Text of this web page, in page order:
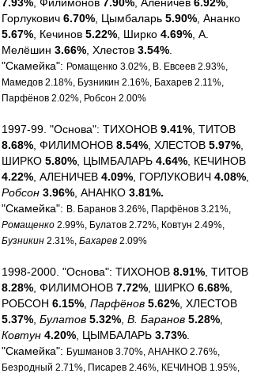
Горлукович 6.70% , Цымбаларь 5.90% , Ананко
5.67% , Кечинов 5.22% , Ширко 4.69% , А.
Мелёшин 3.66% , Хлестов 3.54%
"Скамейка": Ромащенко 3.02%, В. Евсеев 2.93%,
Мамедов 2.18%, Бузникин 2.16%, Бахарев 2.11%,
Парфёнов 2.02%, Робсон 2.00%
1997-99. "Основа": ТИХОНОВ 9.41% , ТИТОВ
8.68% , ФИЛИМОНОВ 8.54% , ХЛЕСТОВ 5.97%
ШИРКО 5.80% , ЦЫМБАЛАРЬ 4.64% , КЕЧИНОВ
4.22% , АЛЕНИЧЕВ 4.09% , ГОРЛУКОВИЧ 4.08%
Робсон 3.96% , АНАНКО 3.81%.
"Скамейка": В. Баранов 3.26%, Парфёнов 3.21%,
Ромащенко 2.99%, Булатов 2.72%, Ковтун 2.49%,
Бузникин 2.31%, Бахарев 2.09%
1998-2000. "Основа": ТИХОНОВ 8.91% , ТИТОВ
8.28% , ФИЛИМОНОВ 7.72% , ШИРКО 6.68%
РОБСОН 6.15% Парфёнов 5.62% , ХЛЕСТОВ
5.37% Булатов 5.32% В. Баранов 5.28%
Ковтун 4.20% , ЦЫМБАЛАРЬ 3.73%
"Скамейка": Бушманов 3.70%, АНАНКО 2.76%,
Безродный 2.71%, Писарев 2.46%, КЕЧИНОВ 1.95%,